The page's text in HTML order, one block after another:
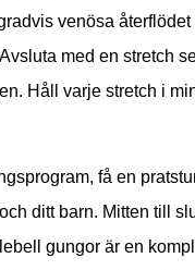
venösa
med en stretch
Håll varje stretch i
få en
ditt barn. Mitten till
gungor är en